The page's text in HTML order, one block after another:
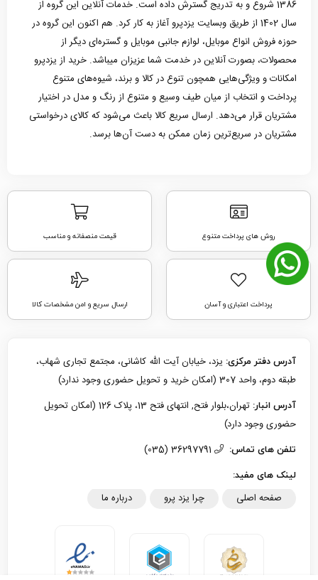
1386 شروع و به تدریج گسترش داده است. خدمات آنلاین این گروه از
سال 1402 از طریق وبسایت یزدپرو آغاز به کار کرد. هم اکنون این گروه در
حوزه فروش انواع موبایل، لوازم جانبی موبایل و گستره‌ای دیگر از
محصولات، بصورت آنلاین در خدمت شما عزیزان میباشد. خرید از یزدپرو
امکانات و ویژگی‌هایی همچون تنوع در کالا و برند، شیوه‌های متنوع
پرداخت و انتخاب از میان طیف وسیع و متنوع از رنگ و مدل در اختیار
مشتریان قرار می‌دهد. ارسال سریع کالا باعث می‌شود که کالای درخواستی
مشتریان در سریع‌ترین زمان ممکن به دست آن‌ها برسد.
روش های پرداخت متنوع قیمت منصفانه و مناسب
پرداخت اعتباری و آسان ارسال سریع و امن مشخصات کالا
آدرس دفتر مرکزی: یزد، خیابان آیت الله کاشانی، مجتمع تجاری شهاب،
طبقه دوم، واحد 307 (امکان خرید و تحویل حضوری وجود ندارد)
آدرس انبار:
تهران،بلوار فتح, انتهای فتح 13، پلاک 126 (امکان تحویل
حضوری وجود دارد)
تلفن های تماس:
لینک های مفید:
صفحه اصلی چرا یزد پرو درباره ما